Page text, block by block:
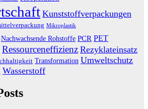
Kunststoffverpackungen
Mikroplastik
Nachwachsende Rohstoffe PCR PET
Ressourceneffizienz Rezyklateinsatz
Transformation Umweltschutz
Wasserstoff